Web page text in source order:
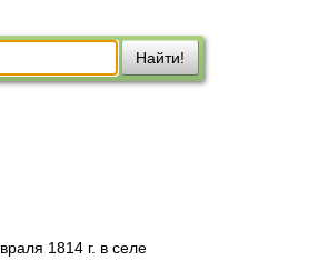
Найти!
1814 г. в селе